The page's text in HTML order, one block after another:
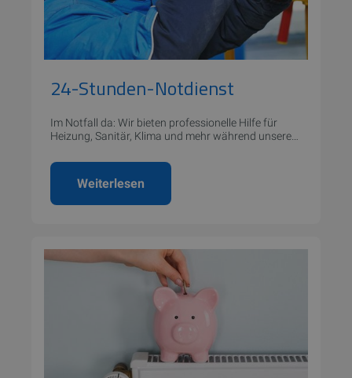
24-Stunden-Notdienst
Im Notfall da: Wir bieten professionelle Hilfe für
Heizung, Sanitär, Klima und mehr während unserer
Weiterlesen